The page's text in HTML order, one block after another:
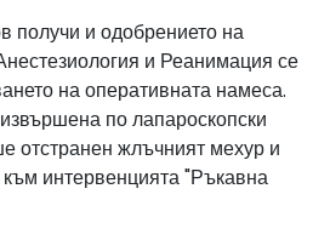
получи и одобрението на
и Реанимация се
на оперативната намеса.
по лапароскопски
отстранен жлъчният мехур и
интервенцията "Ръкавна